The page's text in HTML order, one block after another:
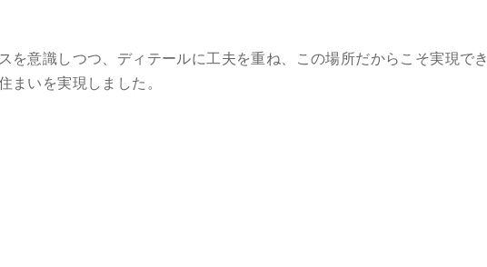
意識しつつ、ディテールに工夫を重ね、この場所だからこそ実現でき
まいを実現しました。